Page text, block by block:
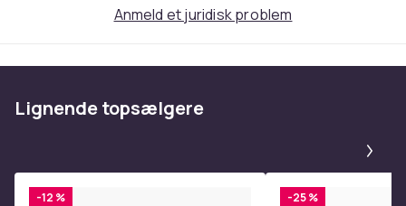
Produktsikkerhedsinformation
Anmeld et juridisk problem
Lignende topsælgere
-12 % -25 %